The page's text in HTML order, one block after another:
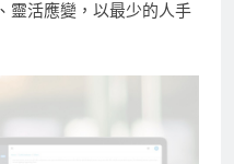
靈活應變，以最少的人手